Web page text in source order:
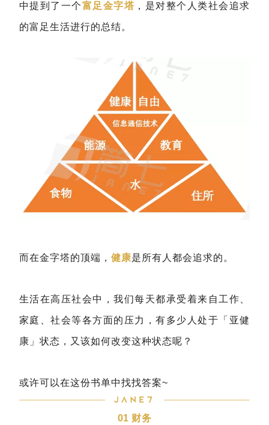
中提到了一个富足金字塔 ，是对整个人类社会追求
的富足生活进行的总结。
而在金字塔的顶端， 健康是所有人都会追求的。
生活在高压社会中，我们每天都承受着来自工作、
家庭、社会等各方面的压力，有多少人处于「亚健
康」状态，又该如何改变这种状态呢？
或许可以在这份书单中找找答案~
01 财务